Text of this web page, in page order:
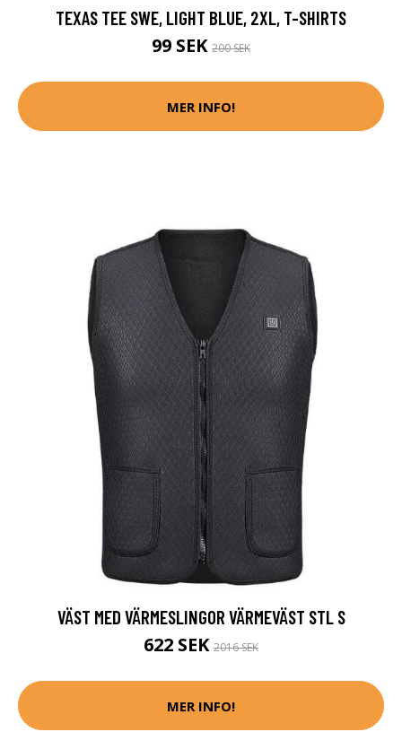
TEXAS TEE SWE, LIGHT BLUE, 2XL, T-SHIRTS
99 SEK 200 SEK
MER INFO!
VÄST MED VÄRMESLINGOR VÄRMEVÄST STL S
622 SEK 2016 SEK
MER INFO!